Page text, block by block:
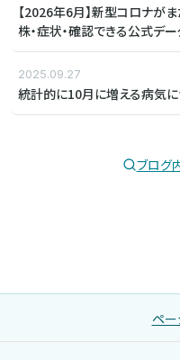
【2026年6月】新型コロナ
株・症状・確認できる公式デ
2025.09.27
統計的に10月に増える病気に
ブログ
ペ